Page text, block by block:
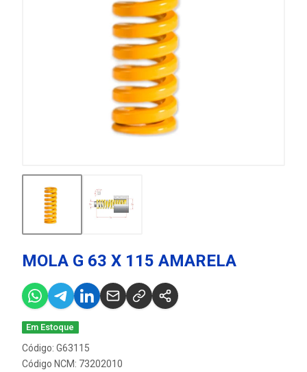
MOLA G 63 X 115 AMARELA
Em Estoque
Código: G63115
Código NCM: 73202010